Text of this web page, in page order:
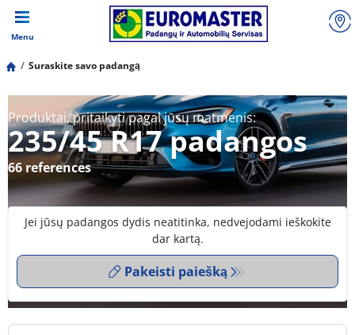
Menu
Suraskite savo padangą
Produktai, pritaikyti pagal jūsų matmenis:
235/45 R17 padangos
66 references
Jei jūsų padangos dydis neatitinka, nedvejodami ieškokite
dar kartą.
Pakeisti paiešką